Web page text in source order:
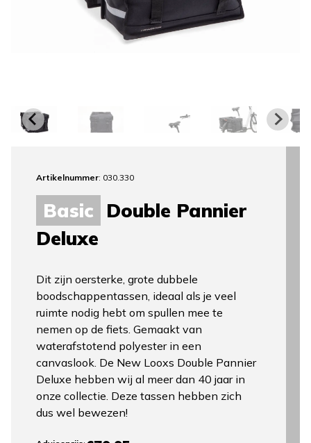
Artikelnummer: 030.330
Basic
Double Pannier
Deluxe
Dit zijn oersterke, grote dubbele
boodschappentassen, ideaal als je veel
ruimte nodig hebt om spullen mee te
nemen op de fiets. Gemaakt van
waterafstotend polyester in een
canvaslook. De New Looxs Double Pannier
Deluxe hebben wij al meer dan 40 jaar in
onze collectie. Deze tassen hebben zich
dus wel bewezen!